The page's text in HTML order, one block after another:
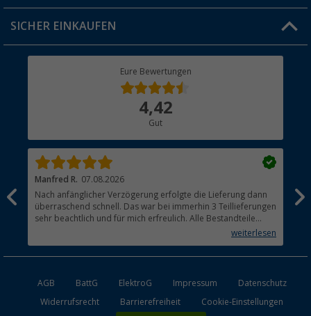
Jobs & Karriere
Rücksendung
SICHER EINKAUFEN
Eure Bewertungen
4,42
Gut
Manfred R. 07.08.2026
Nach anfänglicher Verzögerung erfolgte die Lieferung dann
überraschend schnell. Das war bei immerhin 3 Teillieferungen
sehr beachtlich und für mich erfreulich. Alle Bestandteile
waren gut verpackt und in Ordnung. Das Gerät (Gasgrill)weiterlesen
AGB BattG ElektroG Impressum
Datenschutz
Widerrufsrecht
Barrierefreiheit Cookie-Einstellungen